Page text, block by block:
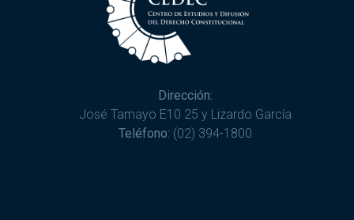
Dirección:
José Tamayo E10 25 y Lizardo García
Teléfono: (02) 394-1800